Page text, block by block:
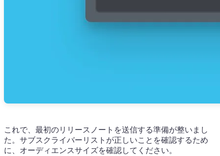
これで、最初のリリースノートを送信する準備が整いまし
た。サブスクライバーリストが正しいことを確認するため
に、オーディエンスサイズを確認してください。